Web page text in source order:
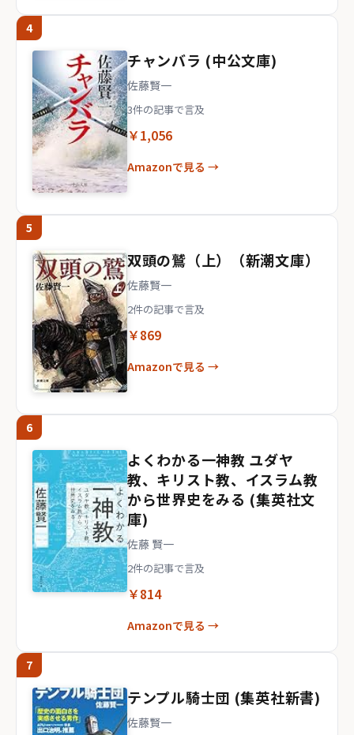
4
チャンバラ (中公文庫)
佐藤賢一
3件の記事で言及
￥1,056
Amazonで見る →
5
双頭の鷲（上）（新潮文庫）
佐藤賢一
2件の記事で言及
￥869
Amazonで見る →
6
よくわかる一神教 ユダヤ
教、キリスト教、イスラム教
から世界史をみる (集英社文
庫)
佐藤 賢一
2件の記事で言及
￥814
Amazonで見る →
7
テンプル騎士団 (集英社新書)
佐藤賢一